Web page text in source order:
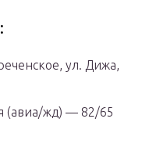
ул. Дижа,
(авиа/жд) — 82/65